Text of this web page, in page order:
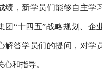
绩，新学员们能够自主学
团“十四五”战略规划、企
解答学员们的提问，对学
心和指导。